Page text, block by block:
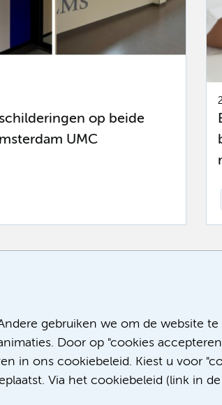
gebruiken we om de website te
Door op "cookies
in ons cookiebeleid. Kiest u voor
Via het cookiebeleid (link in
op beide
UMC